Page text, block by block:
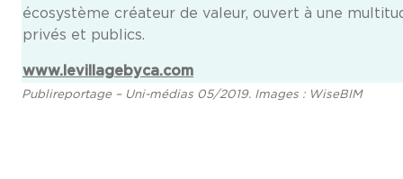
écosystème créateur de valeur, ouvert à une
privés et publics.
www.levillagebyca.com
Publireportage – Uni-médias 05/2019. Images : WiseBIM